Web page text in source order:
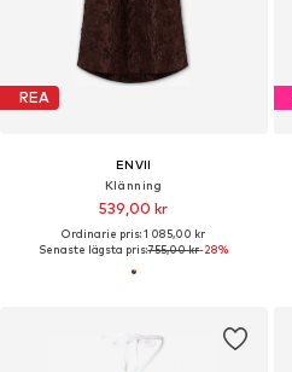
REA
ENVII
Klänning
539,00 kr
Ordinarie pris: 1 085,00 kr
Senaste lägsta pris:755,00 kr-28%